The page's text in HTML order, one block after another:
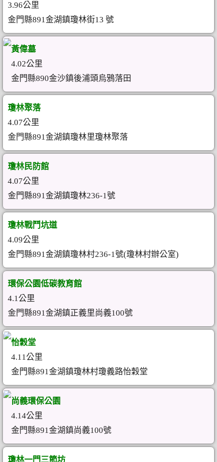
3.96公里
金門縣891金湖鎮瓊林街13 號
黃偉墓
4.02公里
金門縣890金沙鎮後浦頭烏鴉落田
瓊林聚落
4.07公里
金門縣891金湖鎮瓊林里瓊林聚落
瓊林民防館
4.07公里
金門縣891金湖鎮瓊林236-1號
瓊林戰鬥坑道
4.09公里
金門縣891金湖鎮瓊林村236-1號(瓊林村辦公室)
環保公園低碳教育館
4.1公里
金門縣891金湖鎮正義里尚義100號
怡穀堂
4.11公里
金門縣891金湖鎮瓊林村瓊義路怡穀堂
尚義環保公園
4.14公里
金門縣891金湖鎮尚義100號
瓊林一門三節坊